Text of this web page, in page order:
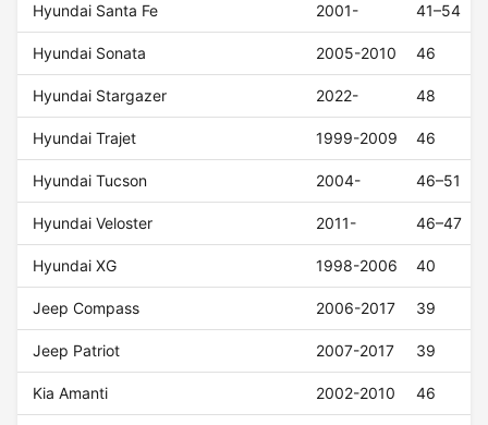
Hyundai Santa Fe 2001- 41–54
Hyundai Sonata 2005-2010 46
Hyundai Stargazer 2022- 48
Hyundai Trajet 1999-2009 46
Hyundai Tucson 2004- 46–51
Hyundai Veloster 2011- 46–47
Hyundai XG 1998-2006 40
Jeep Compass 2006-2017 39
Jeep Patriot 2007-2017 39
Kia Amanti 2002-2010 46